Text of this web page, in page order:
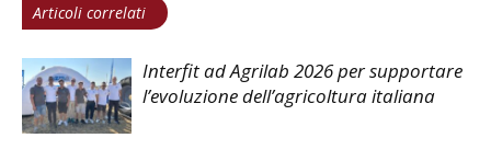
Articoli correlati
Interfit ad Agrilab 2026 per supportare
l’evoluzione dell’agricoltura italiana